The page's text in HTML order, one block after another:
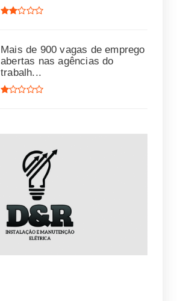
Mais de 900 vagas de emprego
abertas nas agências do
trabalh...